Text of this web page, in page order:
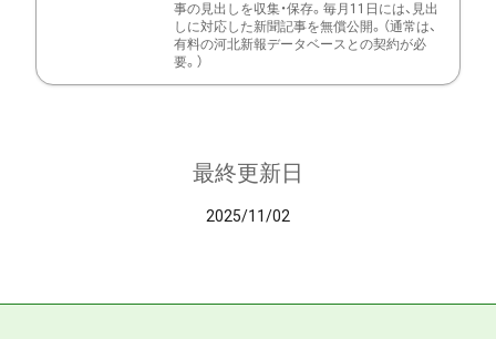
事の見出しを収集・保存。毎月11日には、見出
しに対応した新聞記事を無償公開。（通常は、
有料の河北新報データベースとの契約が必
要。）
最終更新日
2025/11/02